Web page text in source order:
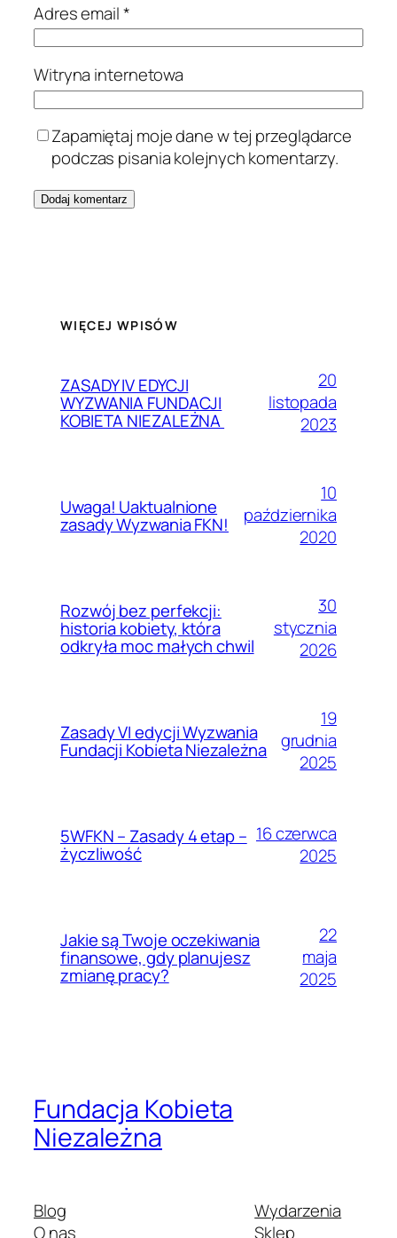
Adres email*
Witryna internetowa
Zapamiętaj moje dane w tej przeglądarce
podczas pisania kolejnych komentarzy.
WIĘCEJ WPISÓW
ZASADY IV EDYCJI
WYZWANIA FUNDACJI
KOBIETA NIEZALEŻNA
20
listopada
2023
Uwaga! Uaktualnione
zasady Wyzwania FKN!
10
października
2020
Rozwój bez perfekcji:
historia kobiety, która
odkryła moc małych chwil
30
stycznia
2026
Zasady VI edycji Wyzwania
Fundacji Kobieta Niezależna
19
grudnia
2025
5WFKN – Zasady 4 etap –
życzliwość
16 czerwca
2025
Jakie są Twoje oczekiwania
finansowe, gdy planujesz
zmianę pracy?
22
maja
2025
Fundacja Kobieta
Niezależna
Blog
O nas
Wydarzenia
Sklep